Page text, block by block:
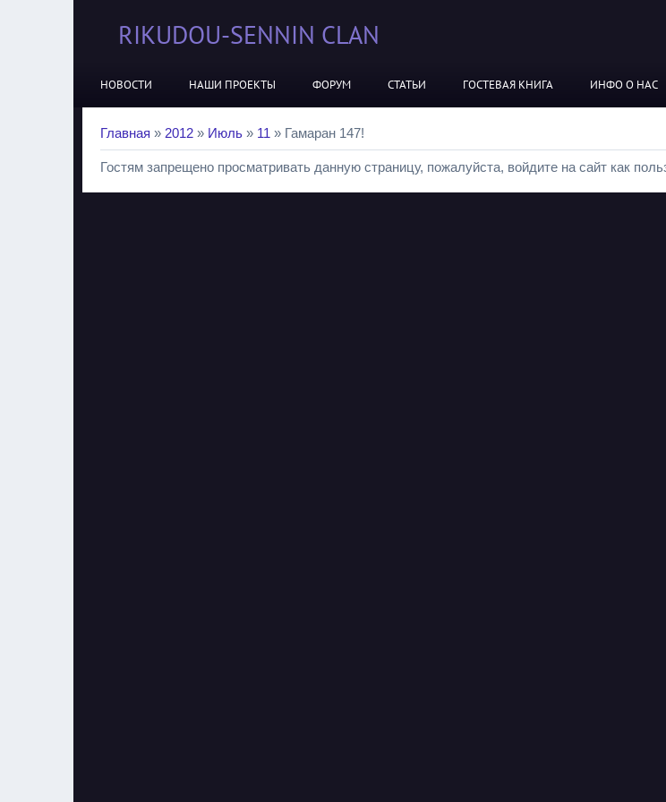
RIKUDOU-SENNIN CLAN
НОВОСТИ НАШИ ПРОЕКТЫ ФОРУМ СТАТЬИ ГОСТЕВАЯ КНИГА ИНФО О НАС
Главная » 2012 » Июль » 11 » Гамаран 147!
Гостям запрещено просматривать данную страницу, пожалуйста, войдите на сайт как